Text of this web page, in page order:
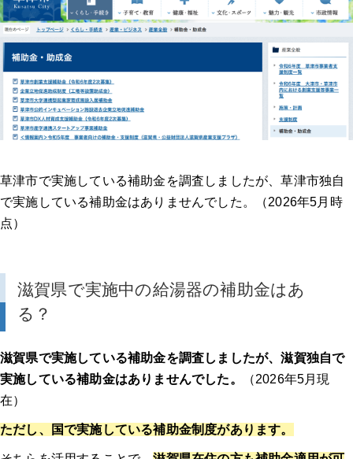
Q. 「給湯省エネ2026」は、マンションでも適用されますか？
Q. 給湯器の寿命は何年くらいですか？
Q. エコキュートの寿命は何年くらいですか？
補助金申請の落とし穴①：申請タイミング・期限・予算に関する
トラブル
補助金申請の落とし穴③：書類不備・手続きに関するトラブル
【給湯器 補助金】関連記事
草津市で実施している補助金を調査しましたが、草津市独自
で実施している補助金はありませんでした。（2026年5月時
点）
滋賀県で実施中の給湯器の補助金はあ
る？
滋賀県で実施している補助金を調査しましたが、滋賀独自で
実施している補助金はありませんでした。
（2026年5月現
在）
ただし、国で実施している補助金制度があります。